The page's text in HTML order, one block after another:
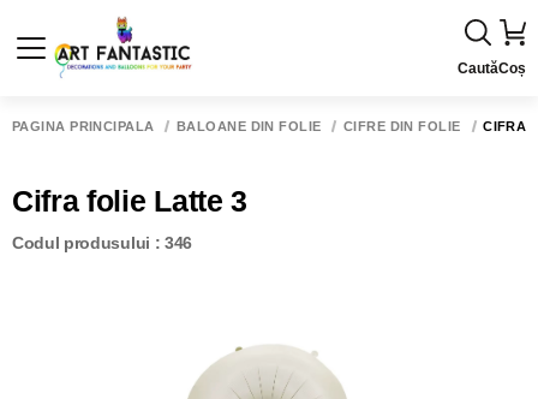
CautăCoș
PAGINA PRINCIPALĂ BALOANE DIN FOLIE CIFRE DIN FOLIE CIFRA
Cifra folie Latte 3
Codul produsului : 346